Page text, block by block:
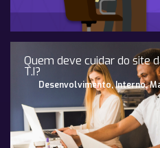
Quem deve cuidar do site
T.I?
Desenvolvimento,Interno,